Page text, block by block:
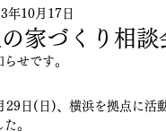
家づくり相談
年10月17日
らせです。
29日(日)、横浜を拠点に活
た。